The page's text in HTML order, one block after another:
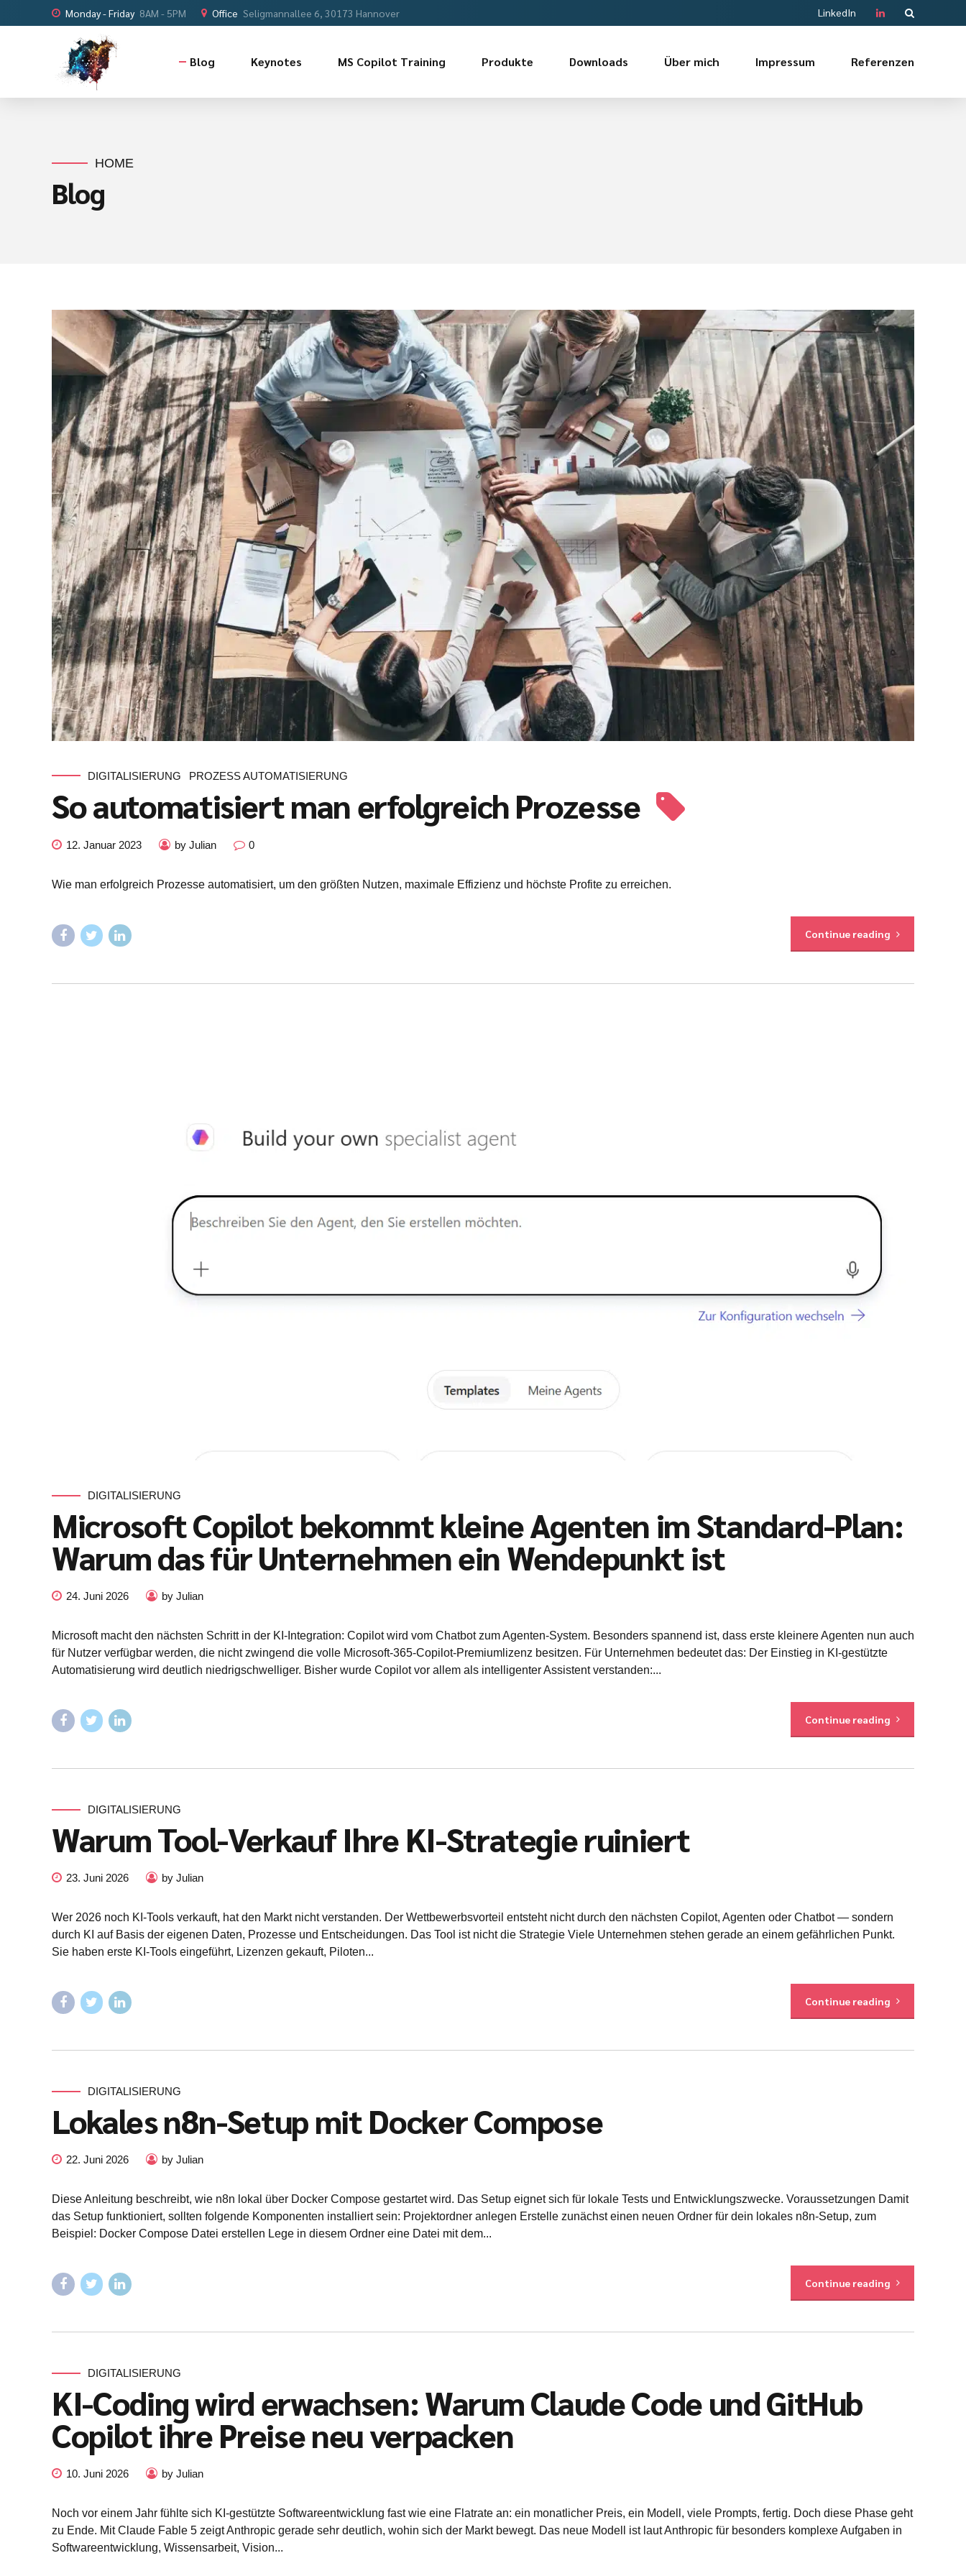
Monday - Friday 8AM - 5PM Office Seligmannallee 6, 30173 Hannover LinkedIn
Blog Keynotes MS Copilot Training Produkte Downloads Über mich Impressum Referenzen
HOME
Blog
DIGITALISIERUNG PROZESS AUTOMATISIERUNG
So automatisiert man erfolgreich Prozesse
12. Januar 2023 by Julian 0
Wie man erfolgreich Prozesse automatisiert, um den größten Nutzen, maximale Effizienz und höchste Profite zu erreichen.
Continue reading
DIGITALISIERUNG
Microsoft Copilot bekommt kleine Agenten im Standard-Plan:
Warum das für Unternehmen ein Wendepunkt ist
24. Juni 2026 by Julian
Microsoft macht den nächsten Schritt in der KI-Integration: Copilot wird vom Chatbot zum Agenten-System. Besonders spannend ist, dass erste kleinere Agenten nun auch
für Nutzer verfügbar werden, die nicht zwingend die volle Microsoft-365-Copilot-Premiumlizenz besitzen. Für Unternehmen bedeutet das: Der Einstieg in KI-gestützte
Automatisierung wird deutlich niedrigschwelliger. Bisher wurde Copilot vor allem als intelligenter Assistent verstanden:...
Continue reading
DIGITALISIERUNG
Warum Tool-Verkauf Ihre KI-Strategie ruiniert
23. Juni 2026 by Julian
Wer 2026 noch KI-Tools verkauft, hat den Markt nicht verstanden. Der Wettbewerbsvorteil entsteht nicht durch den nächsten Copilot, Agenten oder Chatbot — sondern
durch KI auf Basis der eigenen Daten, Prozesse und Entscheidungen. Das Tool ist nicht die Strategie Viele Unternehmen stehen gerade an einem gefährlichen Punkt.
Sie haben erste KI-Tools eingeführt, Lizenzen gekauft, Piloten...
Continue reading
DIGITALISIERUNG
Lokales n8n-Setup mit Docker Compose
22. Juni 2026 by Julian
Diese Anleitung beschreibt, wie n8n lokal über Docker Compose gestartet wird. Das Setup eignet sich für lokale Tests und Entwicklungszwecke. Voraussetzungen Damit
das Setup funktioniert, sollten folgende Komponenten installiert sein: Projektordner anlegen Erstelle zunächst einen neuen Ordner für dein lokales n8n-Setup, zum
Beispiel: Docker Compose Datei erstellen Lege in diesem Ordner eine Datei mit dem...
Continue reading
DIGITALISIERUNG
KI-Coding wird erwachsen: Warum Claude Code und GitHub
Copilot ihre Preise neu verpacken
10. Juni 2026 by Julian
Noch vor einem Jahr fühlte sich KI-gestützte Softwareentwicklung fast wie eine Flatrate an: ein monatlicher Preis, ein Modell, viele Prompts, fertig. Doch diese Phase geht
zu Ende. Mit Claude Fable 5 zeigt Anthropic gerade sehr deutlich, wohin sich der Markt bewegt. Das neue Modell ist laut Anthropic für besonders komplexe Aufgaben in
Softwareentwicklung, Wissensarbeit, Vision...